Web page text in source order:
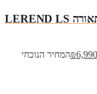
ארון בגדים גדול עם שתי דלתות ותאורה LEREND LS
₪6,990
המחיר הנוכחי